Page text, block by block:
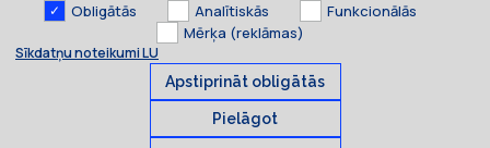
Obligātās Analītiskās
Funkcionālās
Mērķa (reklāmas)
Sīkdatņu noteikumi LU
Apstiprināt obligātās
Pielāgot